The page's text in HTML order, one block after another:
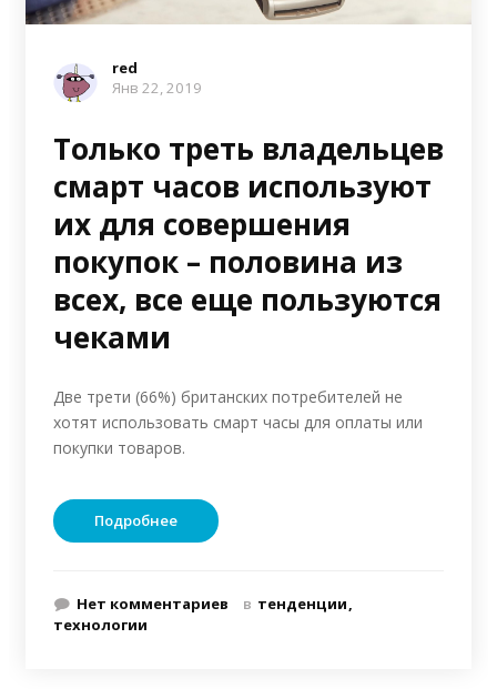
red
Янв 22, 2019
Только треть владельцев
смарт часов используют
их для совершения
покупок – половина из
всех, все еще пользуются
чеками
Две трети (66%) британских потребителей не
хотят использовать смарт часы для оплаты или
покупки товаров.
Подробнее
Нет комментариев в тенденции
технологии